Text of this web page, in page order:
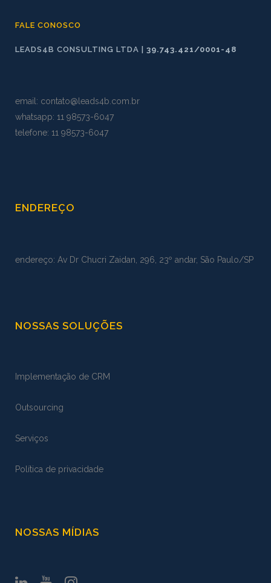
FALE CONOSCO
LEADS4B CONSULTING LTDA | 39.743.421/0001-48
email: contato@leads4b.com.br
whatsapp: 11 98573-6047
telefone: 11 98573-6047
ENDEREÇO
endereço: Av Dr Chucri Zaidan, 296, 23º andar, São Paulo/SP
NOSSAS SOLUÇÕES
Implementação de CRM
Outsourcing
Serviços
Política de privacidade
NOSSAS MÍDIAS